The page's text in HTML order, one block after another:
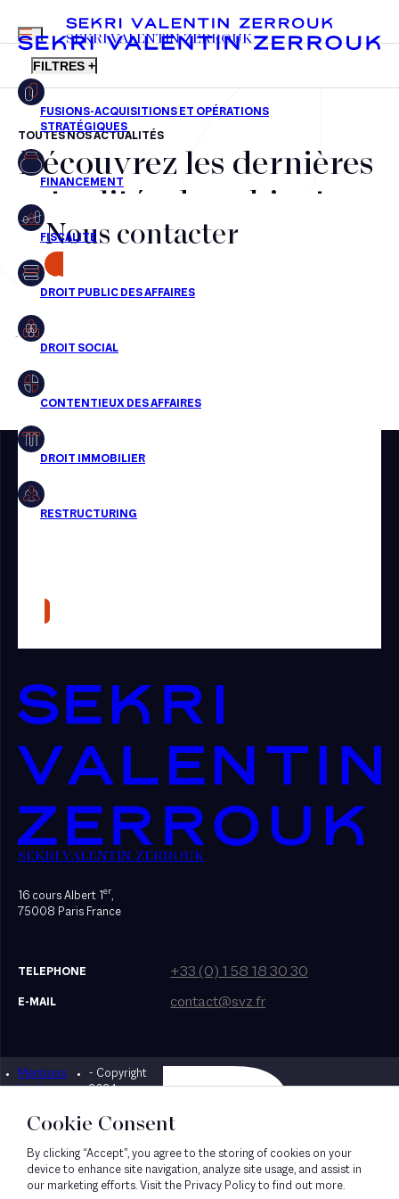
FR EN
MENU
SEKRI VALENTIN ZERROUK
FILTRES +
Fusions-acquisitions et opérations stratégiques
Financement
Fiscalité
Droit public des affaires
Droit social
Droit immobilier
Restructuring
Presse
TOUTES NOS ACTUALITÉS
Découvrez les dernières
actualités du cabinet,
nos récompenses et nos
transactions, jour après
jour
Aucun résultats pour cette recherche
Nous contacter
SEKRI VALENTIN ZERROUK
16 cours Albert 1er,
75008 Paris France
TELEPHONE +33 (0) 1 58 18 30 30
E-MAIL contact@svz.fr
Mentions
légales
- Copyright
2024
Designed by Bonhomme
Cookie Consent
By clicking “Accept”, you agree to the storing of cookies on your
device to enhance site navigation, analyze site usage, and assist in
our marketing efforts. Visit the Privacy Policy to find out more.